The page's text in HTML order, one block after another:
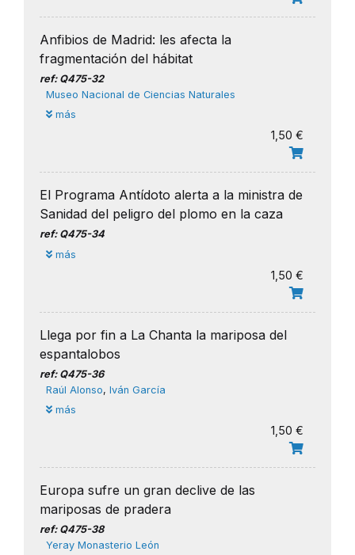
Anfibios de Madrid: les afecta la
fragmentación del hábitat
ref: Q475-32
Museo Nacional de Ciencias Naturales
más
1,50 €
El Programa Antídoto alerta a la ministra de
Sanidad del peligro del plomo en la caza
ref: Q475-34
más
1,50 €
Llega por fin a La Chanta la mariposa del
espantalobos
ref: Q475-36
Raúl Alonso, Iván García
más
1,50 €
Europa sufre un gran declive de las
mariposas de pradera
ref: Q475-38
Yeray Monasterio León